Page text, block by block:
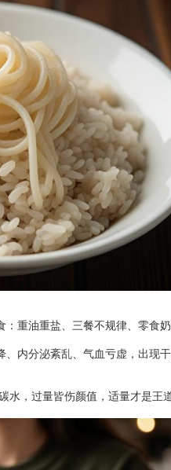
油重盐、三餐不规律、零食奶
内分泌紊乱、气血亏虚，出现
，过量皆伤颜值，适量才是王道